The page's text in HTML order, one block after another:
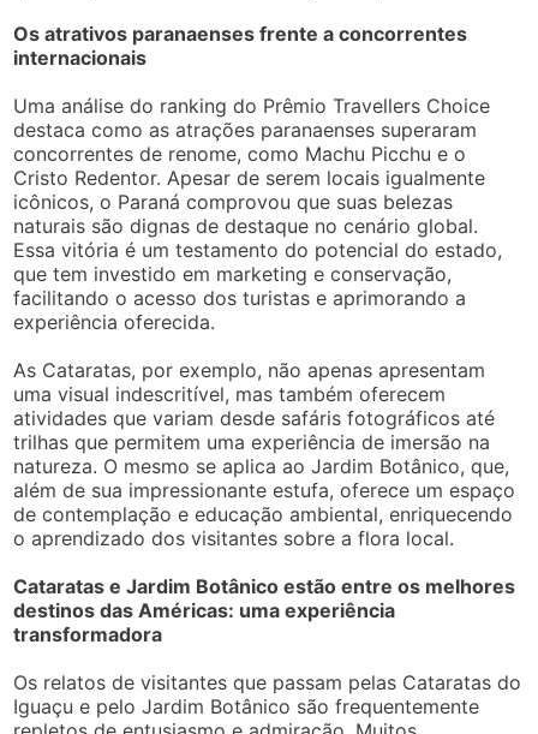
Os atrativos paranaenses frente a concorrentes
internacionais
Uma análise do ranking do Prêmio Travellers Choice
destaca como as atrações paranaenses superaram
concorrentes de renome, como Machu Picchu e o
Cristo Redentor. Apesar de serem locais igualmente
icônicos, o Paraná comprovou que suas belezas
naturais são dignas de destaque no cenário global.
Essa vitória é um testamento do potencial do estado,
que tem investido em marketing e conservação,
facilitando o acesso dos turistas e aprimorando a
experiência oferecida.
As Cataratas, por exemplo, não apenas apresentam
uma visual indescritível, mas também oferecem
atividades que variam desde safáris fotográficos até
trilhas que permitem uma experiência de imersão na
natureza. O mesmo se aplica ao Jardim Botânico, que,
além de sua impressionante estufa, oferece um espaço
de contemplação e educação ambiental, enriquecendo
o aprendizado dos visitantes sobre a flora local.
Cataratas e Jardim Botânico estão entre os melhores
destinos das Américas: uma experiência
transformadora
Os relatos de visitantes que passam pelas Cataratas do
Iguaçu e pelo Jardim Botânico são frequentemente